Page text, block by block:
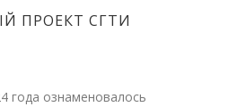
ПРОЕКТ СГТИ
года ознаменовалось